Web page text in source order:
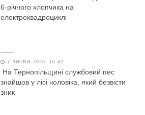
6-річного хлопчика на
електроквадроциклі
7 ЛИПНЯ 2026, 10:42
На Тернопільщині службовий пес
знайшов у лісі чоловіка, який безвісти
зник